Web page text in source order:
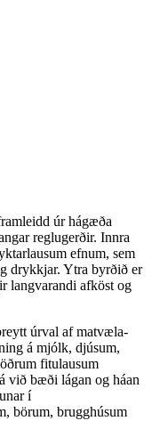
úr hágæða
reglugerðir. Innra
efnum, sem
drykkjar. Ytra byrðið er
langvarandi afköst og
úrval af matvæla-
á mjólk, djúsum,
fitulausum
við bæði lágan og háan
í
börum, brugghúsum